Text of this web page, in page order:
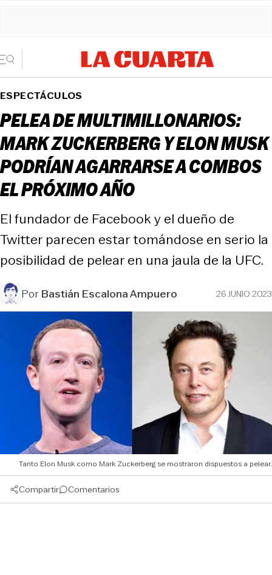
ESPECTÁCULOS
PELEA DE MULTIMILLONARIOS:
MARK ZUCKERBERG Y ELON MUSK
PODRÍAN AGARRARSE A COMBOS
EL PRÓXIMO AÑO
El fundador de Facebook y el dueño de
Twitter parecen estar tomándose en serio la
posibilidad de pelear en una jaula de la UFC.
PorBastián Escalona Ampuero 26 JUNIO 2023
Tanto Elon Musk como Mark Zuckerberg se mostraron dispuestos a pelear.
Compartir Comentarios